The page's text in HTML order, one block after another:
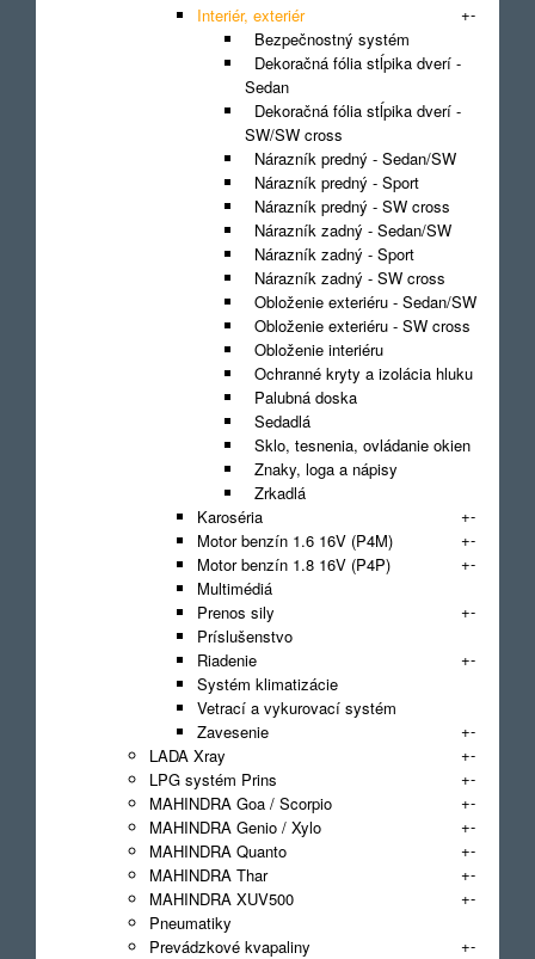
Interiér, exteriér
+-
Bezpečnostný systém
Dekoračná fólia stĺpika dverí -
Sedan
Dekoračná fólia stĺpika dverí -
SW/SW cross
Nárazník predný - Sedan/SW
Nárazník predný - Sport
Nárazník predný - SW cross
Nárazník zadný - Sedan/SW
Nárazník zadný - Sport
Nárazník zadný - SW cross
Obloženie exteriéru - Sedan/SW
Obloženie exteriéru - SW cross
Obloženie interiéru
Ochranné kryty a izolácia hluku
Palubná doska
Sedadlá
Sklo, tesnenia, ovládanie okien
Znaky, loga a nápisy
Zrkadlá
Karoséria
+-
Motor benzín 1.6 16V (P4M)
+-
Motor benzín 1.8 16V (P4P)
+-
Multimédiá
Prenos sily
+-
Príslušenstvo
Riadenie
+-
Systém klimatizácie
Vetrací a vykurovací systém
Zavesenie
+-
LADA Xray
+-
LPG systém Prins
+-
MAHINDRA Goa / Scorpio
+-
MAHINDRA Genio / Xylo
+-
MAHINDRA Quanto
+-
MAHINDRA Thar
+-
MAHINDRA XUV500
+-
Pneumatiky
Prevádzkové kvapaliny
+-